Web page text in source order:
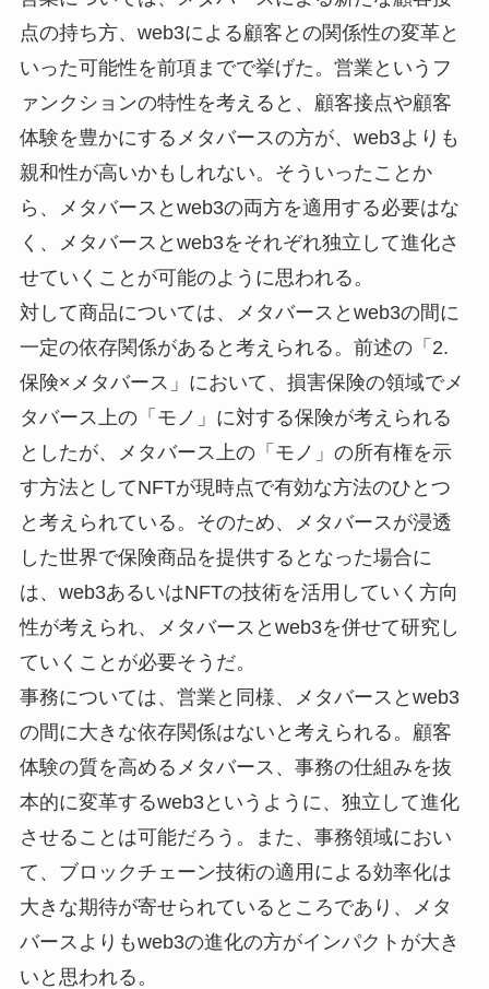
点の持ち方、web3による顧客との関係性の変革と
いった可能性を前項までで挙げた。営業というフ
ァンクションの特性を考えると、顧客接点や顧客
体験を豊かにするメタバースの方が、web3よりも
親和性が高いかもしれない。そういったことか
ら、メタバースとweb3の両方を適用する必要はな
く、メタバースとweb3をそれぞれ独立して進化さ
せていくことが可能のように思われる。
対して商品については、メタバースとweb3の間に
一定の依存関係があると考えられる。前述の「2.
保険×メタバース」において、損害保険の領域でメ
タバース上の「モノ」に対する保険が考えられる
としたが、メタバース上の「モノ」の所有権を示
す方法としてNFTが現時点で有効な方法のひとつ
と考えられている。そのため、メタバースが浸透
した世界で保険商品を提供するとなった場合に
は、web3あるいはNFTの技術を活用していく方向
性が考えられ、メタバースとweb3を併せて研究し
ていくことが必要そうだ。
事務については、営業と同様、メタバースとweb3
の間に大きな依存関係はないと考えられる。顧客
体験の質を高めるメタバース、事務の仕組みを抜
本的に変革するweb3というように、独立して進化
させることは可能だろう。また、事務領域におい
て、ブロックチェーン技術の適用による効率化は
大きな期待が寄せられているところであり、メタ
バースよりもweb3の進化の方がインパクトが大き
いと思われる。